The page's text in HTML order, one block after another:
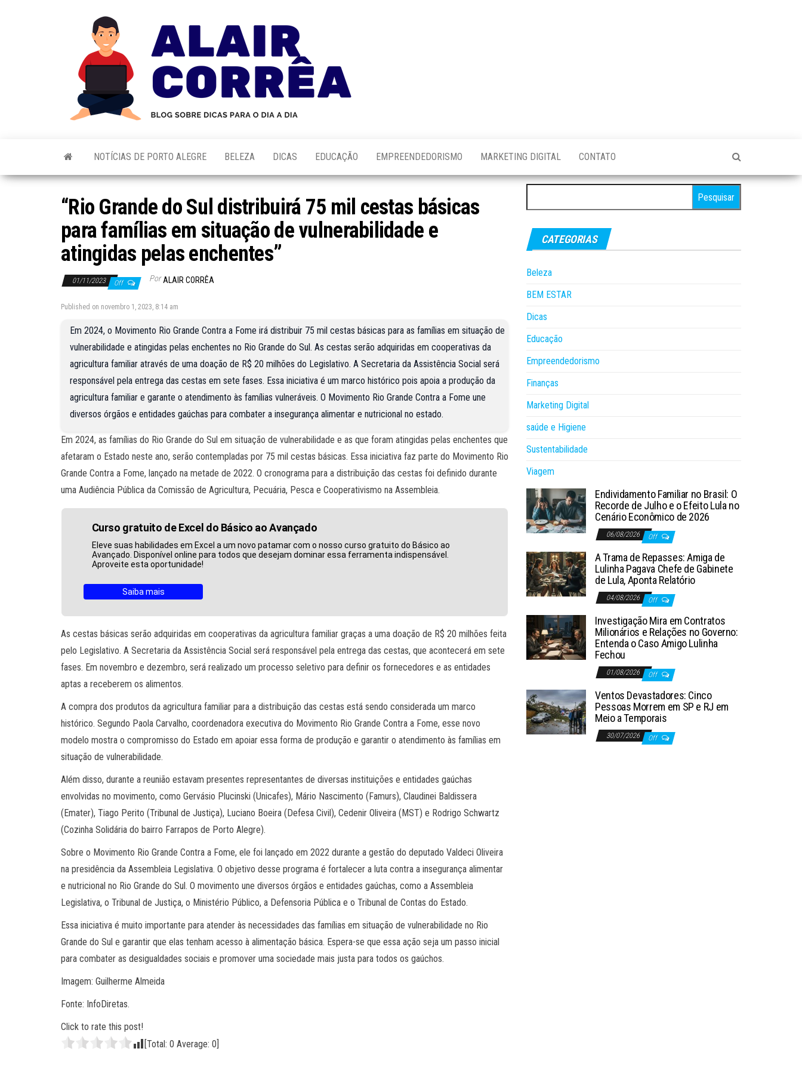
NOTÍCIAS DE PORTO ALEGRE BELEZA DICAS EDUCAÇÃO EMPREENDEDORISMO MARKETING DIGITAL CONTATO
“Rio Grande do Sul distribuirá 75 mil cestas básicas
para famílias em situação de vulnerabilidade e
atingidas pelas enchentes”
01/11/2023 Off Por ALAIR CORRÊA
Published on novembro 1, 2023, 8:14 am
Em 2024, o Movimento Rio Grande Contra a Fome irá distribuir 75 mil cestas básicas para as famílias em situação de
vulnerabilidade e atingidas pelas enchentes no Rio Grande do Sul. As cestas serão adquiridas em cooperativas da
agricultura familiar através de uma doação de R$ 20 milhões do Legislativo. A Secretaria da Assistência Social será
responsável pela entrega das cestas em sete fases. Essa iniciativa é um marco histórico pois apoia a produção da
agricultura familiar e garante o atendimento às famílias vulneráveis. O Movimento Rio Grande Contra a Fome une
diversos órgãos e entidades gaúchas para combater a insegurança alimentar e nutricional no estado.
Em 2024, as famílias do Rio Grande do Sul em situação de vulnerabilidade e as que foram atingidas pelas enchentes que
afetaram o Estado neste ano, serão contempladas por 75 mil cestas básicas. Essa iniciativa faz parte do Movimento Rio
Grande Contra a Fome, lançado na metade de 2022. O cronograma para a distribuição das cestas foi definido durante
uma Audiência Pública da Comissão de Agricultura, Pecuária, Pesca e Cooperativismo na Assembleia.
Curso gratuito de Excel do Básico ao Avançado
Eleve suas habilidades em Excel a um novo patamar com o nosso curso gratuito do Básico ao
Avançado. Disponível online para todos que desejam dominar essa ferramenta indispensável.
Aproveite esta oportunidade!
Saiba mais
As cestas básicas serão adquiridas em cooperativas da agricultura familiar graças a uma doação de R$ 20 milhões feita
pelo Legislativo. A Secretaria da Assistência Social será responsável pela entrega das cestas, que acontecerá em sete
fases. Em novembro e dezembro, será realizado um processo seletivo para definir os fornecedores e as entidades
aptas a receberem os alimentos.
A compra dos produtos da agricultura familiar para a distribuição das cestas está sendo considerada um marco
histórico. Segundo Paola Carvalho, coordenadora executiva do Movimento Rio Grande Contra a Fome, esse novo
modelo mostra o compromisso do Estado em apoiar essa forma de produção e garantir o atendimento às famílias em
situação de vulnerabilidade.
Além disso, durante a reunião estavam presentes representantes de diversas instituições e entidades gaúchas
envolvidas no movimento, como Gervásio Plucinski (Unicafes), Mário Nascimento (Famurs), Claudinei Baldissera
(Emater), Tiago Perito (Tribunal de Justiça), Luciano Boeira (Defesa Civil), Cedenir Oliveira (MST) e Rodrigo Schwartz
(Cozinha Solidária do bairro Farrapos de Porto Alegre).
Sobre o Movimento Rio Grande Contra a Fome, ele foi lançado em 2022 durante a gestão do deputado Valdeci Oliveira
na presidência da Assembleia Legislativa. O objetivo desse programa é fortalecer a luta contra a insegurança alimentar
e nutricional no Rio Grande do Sul. O movimento une diversos órgãos e entidades gaúchas, como a Assembleia
Legislativa, o Tribunal de Justiça, o Ministério Público, a Defensoria Pública e o Tribunal de Contas do Estado.
Essa iniciativa é muito importante para atender às necessidades das famílias em situação de vulnerabilidade no Rio
Grande do Sul e garantir que elas tenham acesso à alimentação básica. Espera-se que essa ação seja um passo inicial
para combater as desigualdades sociais e promover uma sociedade mais justa para todos os gaúchos.
Imagem: Guilherme Almeida
Fonte: InfoDiretas.
Click to rate this post!
[Total: 0 Average: 0]
por:
CATEGORIAS
Beleza
BEM ESTAR
Dicas
Educação
Empreendedorismo
Finanças
Marketing Digital
saúde e Higiene
Sustentabilidade
Viagem
Endividamento Familiar no Brasil: O
Recorde de Julho e o Efeito Lula no
Cenário Econômico de 2026
06/08/2026 Off
A Trama de Repasses: Amiga de
Lulinha Pagava Chefe de Gabinete
de Lula, Aponta Relatório
04/08/2026 Off
Investigação Mira em Contratos
Milionários e Relações no Governo:
Entenda o Caso Amigo Lulinha
Fechou
01/08/2026 Off
Ventos Devastadores: Cinco
Pessoas Morrem em SP e RJ em
Meio a Temporais
30/07/2026 Off